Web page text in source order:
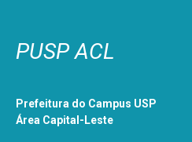
PUSP ACL
Prefeitura do Campus USP
Área Capital-Leste